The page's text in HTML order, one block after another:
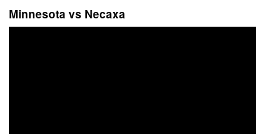
Minnesota vs Necaxa